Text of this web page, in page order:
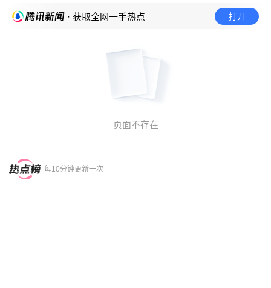
· 获取全网一手热点 打开
页面不存在
每10分钟更新一次